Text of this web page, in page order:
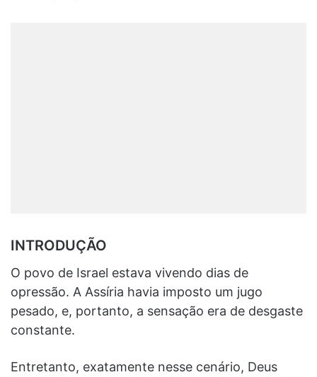
INTRODUÇÃO
O povo de Israel estava vivendo dias de
opressão. A Assíria havia imposto um jugo
pesado, e, portanto, a sensação era de desgaste
constante.
Entretanto, exatamente nesse cenário, Deus